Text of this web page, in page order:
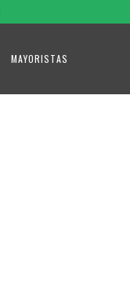
MAYORISTAS